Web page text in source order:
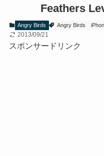
Feathers
Angry Birds Angry Birds
2013/09/21
スポンサードリンク